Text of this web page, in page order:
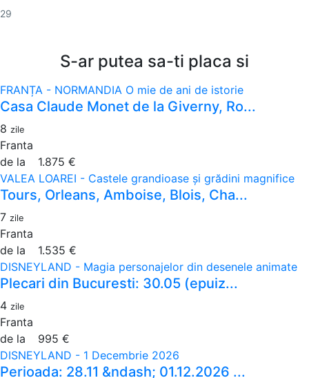
29
S-ar putea sa-ti placa si
FRANȚA - NORMANDIA O mie de ani de istorie
Casa Claude Monet de la Giverny, Ro...
8 zile
Franta
de la 1.875 €
VALEA LOAREI - Castele grandioase și grădini magnifice
Tours, Orleans, Amboise, Blois, Cha...
7 zile
Franta
de la 1.535 €
DISNEYLAND - Magia personajelor din desenele animate
Plecari din Bucuresti: 30.05 (epuiz...
4 zile
Franta
de la 995 €
DISNEYLAND - 1 Decembrie 2026
Perioada: 28.11 &ndash; 01.12.2026 ...